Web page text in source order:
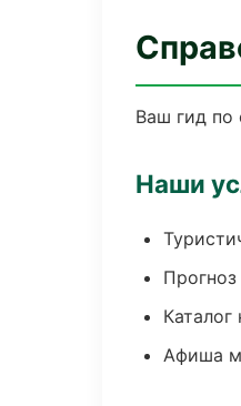
Ваш гид по
Наши
Афиша